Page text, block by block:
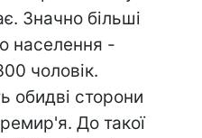
Значно більші
населення -
чоловік.
обидві сторони
До такої